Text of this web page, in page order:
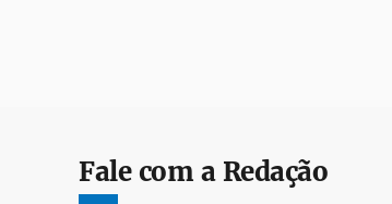
Fale com a Redação